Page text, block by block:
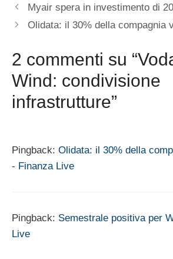
Myair spera in investimento di
Olidata: il 30% della compagnia
2 commenti su
Wind: condivisione
infrastrutture”
Pingback: Olidata: il 30% della
- Finanza Live
Pingback: Semestrale positiva per
Live